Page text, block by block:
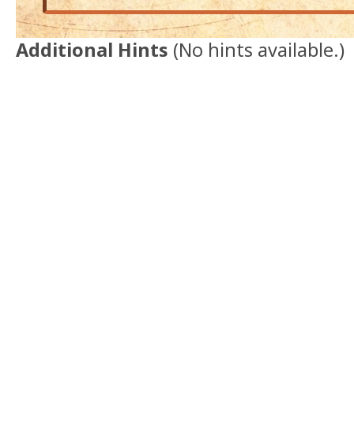
Additional Hints (No hints available.)